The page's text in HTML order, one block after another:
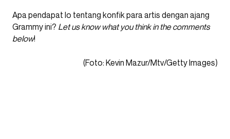
Apa pendapat lo tentang konfik para artis dengan ajang
Grammy ini? Let us know what you think in the comments
below!
(Foto: Kevin Mazur/Mtv/Getty Images)